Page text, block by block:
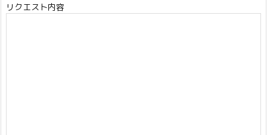
リクエスト内容